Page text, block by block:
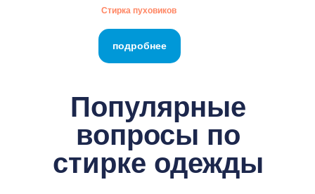
Стирка пуховиков
подробнее
Популярные
вопросы по
стирке одежды